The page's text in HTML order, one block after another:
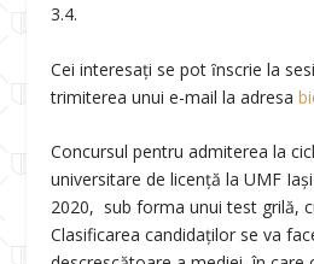
3.4.
Cei interesați se pot ȋnscrie la
trimiterea unui e-mail la adresa
Concursul pentru admiterea la
universitare de licență la UMF
2020, sub forma unui test grilă,
Clasificarea candidaților se va